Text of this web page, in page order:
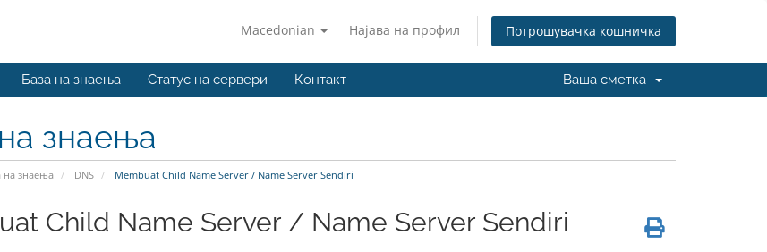
Macedonian Најава на профил Потрошувачка кошничка
База на знаења Статус на сервери Контакт Ваша сметка
знаења
на знаења DNS Membuat Child Name Server / Name Server Sendiri
Child Name Server / Name Server Sendiri